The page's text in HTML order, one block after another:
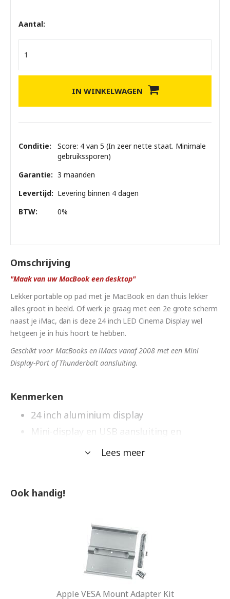
Aantal:
IN WINKELWAGEN
Conditie:
Score: 4 van 5 (In zeer nette staat. Minimale
gebruikssporen)
Garantie: 3 maanden
Levertijd: Levering binnen 4 dagen
BTW:
0%
Omschrijving
"Maak van uw MacBook een desktop"
Lekker portable op pad met je MacBook en dan thuis lekker
alles groot in beeld. Of werk je graag met een 2e grote scherm
naast je iMac, dan is deze 24 inch LED Cinema Display wel
hetgeen je in huis hoort te hebben.
Geschikt voor MacBooks en iMacs vanaf 2008 met een Mini
Display-Port of Thunderbolt aansluiting.
Kenmerken
24 inch aluminium display
Mini-display en USB aansluiting en
MagSafe aansluiting
3x USB ingangen
Lees meer
Ook handig!
Apple VESA Mount Adapter Kit